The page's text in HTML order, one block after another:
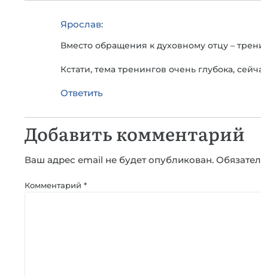
Ярослав:
Вместо обращения к духовному отцу –
Кстати, тема тренингов очень глубока,
Ответить
Добавить комментарий
Ваш адрес email не будет опубликован.
Комментарий *